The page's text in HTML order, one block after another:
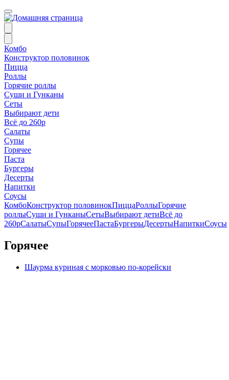
Комбо
Конструктор половинок
Пицца
Роллы
Горячие роллы
Суши и Гунканы
Сеты
Выбирают дети
Всё до 260р
Салаты
Супы
Горячее
Паста
Бургеры
Десерты
Напитки
Соусы
КомбоКонструктор половинокПиццаРоллыГорячие
роллыСуши и ГунканыСетыВыбирают детиВсё до
260рСалатыСупыГорячееПастаБургерыДесертыНапиткиСоусы
Горячее
Шаурма куриная с морковью по-корейски